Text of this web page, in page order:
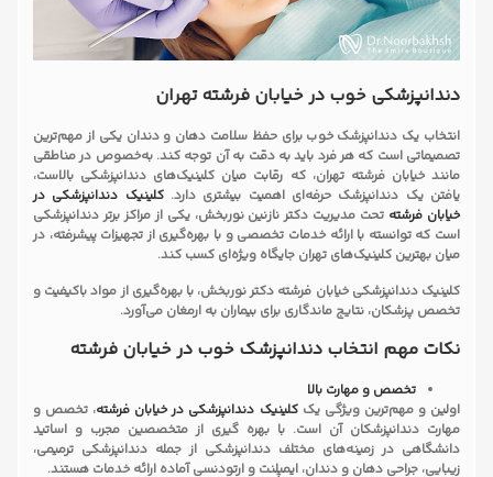
دندانپزشکی خوب در خیابان فرشته تهران
انتخاب یک دندانپزشک خوب برای حفظ سلامت دهان و دندان یکی از مهم‌ترین
تصمیماتی است که هر فرد باید به دقت به آن توجه کند. به‌خصوص در مناطقی
مانند خیابان فرشته تهران، که رقابت میان کلینیک‌های دندانپزشکی بالاست،
یافتن یک دندانپزشک حرفه‌ای اهمیت بیشتری دارد.کلینیک دندانپزشکی در
خیابان فرشته تحت مدیریت دکتر نازنین نوربخش، یکی از مراکز برتر دندانپزشکی
است که توانسته با ارائه خدمات تخصصی و با بهره‌گیری از تجهیزات پیشرفته، در
میان بهترین کلینیک‌های تهران جایگاه ویژه‌ای کسب کند.
کلینیک دندانپزشکی خیابان فرشته دکتر نوربخش، با بهره‌گیری از مواد باکیفیت و
تخصص پزشکان، نتایج ماندگاری برای بیماران به ارمغان می‌آورد.
نکات مهم انتخاب دندانپزشک خوب در خیابان فرشته
تخصص و مهارت بالا
اولین و مهم‌ترین ویژگی یککلینیک دندانپزشکی در خیابان فرشته، تخصص و
مهارت دندانپزشکان آن است. با بهره گیری از متخصصین مجرب و اساتید
دانشگاهی در زمینه‌های مختلف دندانپزشکی از جمله دندانپزشکی ترمیمی،
زیبایی، جراحی دهان و دندان، ایمپلنت و ارتودنسی آماده ارائه خدمات هستند.